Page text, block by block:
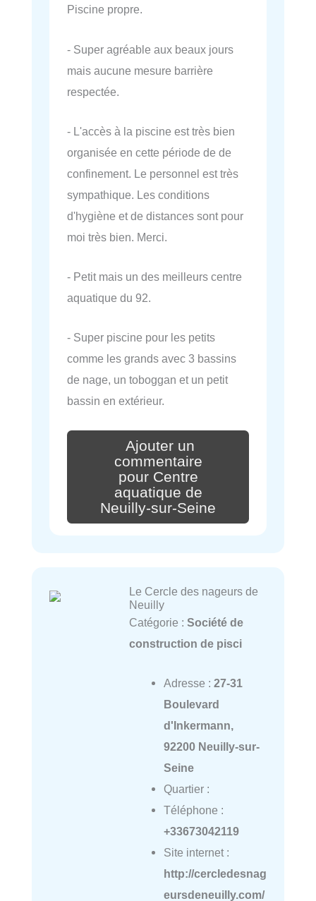
Piscine propre.
- Super agréable aux beaux jours
mais aucune mesure barrière
respectée.
- L'accès à la piscine est très bien
organisée en cette période de de
confinement. Le personnel est très
sympathique. Les conditions
d'hygiène et de distances sont pour
moi très bien. Merci.
- Petit mais un des meilleurs centre
aquatique du 92.
- Super piscine pour les petits
comme les grands avec 3 bassins
de nage, un toboggan et un petit
bassin en extérieur.
Ajouter un
commentaire
pour Centre
aquatique de
Neuilly-sur-Seine
Le Cercle des nageurs de
Neuilly
Catégorie : Société de
construction de pisci
Adresse : 27-31
Boulevard
d'Inkermann,
92200 Neuilly-sur-
Seine
Quartier :
Téléphone :
+33673042119
Site internet :
http://cercledesnag
eursdeneuilly.com/